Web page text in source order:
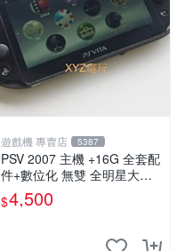
遊戲機 專賣店 5387
PSV 2007 主機 +16G 全套配
件+數位化 無雙 全明星大亂
$4,500